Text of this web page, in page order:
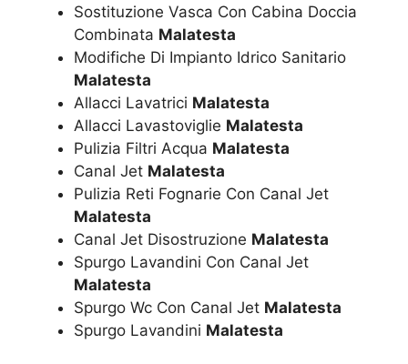
Sostituzione Vasca Con Cabina Doccia
Combinata Malatesta
Modifiche Di Impianto Idrico Sanitario
Malatesta
Allacci Lavatrici Malatesta
Allacci Lavastoviglie Malatesta
Pulizia Filtri Acqua Malatesta
Canal Jet Malatesta
Pulizia Reti Fognarie Con Canal Jet
Malatesta
Canal Jet Disostruzione Malatesta
Spurgo Lavandini Con Canal Jet
Malatesta
Spurgo Wc Con Canal Jet Malatesta
Spurgo Lavandini Malatesta